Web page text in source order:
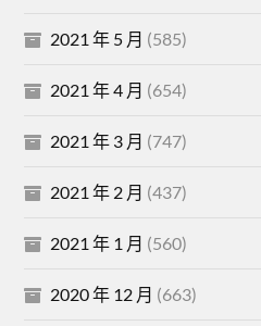
2021 年 5 月 (585)
2021 年 4 月 (654)
2021 年 3 月 (747)
2021 年 2 月 (437)
2021 年 1 月 (560)
2020 年 12 月 (663)